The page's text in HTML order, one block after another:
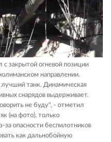
закрытой огневой позиции
направлении.
танк. Динамическая
снарядов выдерживает.
не буду", - отметил
(на фото), только
за опасности беспилотников
как дальнобойную